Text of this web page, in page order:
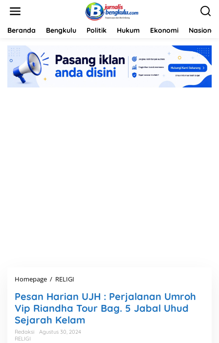
Beranda Bengkulu Politik Hukum Ekonomi Nasional
Homepage / RELIGI
s
a
H
a
Pesan Harian UJH : Perjalanan Umroh
Vip Riandha Tour Bag. 5 Jabal Uhud
Sejarah Kelam
Redaksi
Agustus 30, 2024
RELIGI